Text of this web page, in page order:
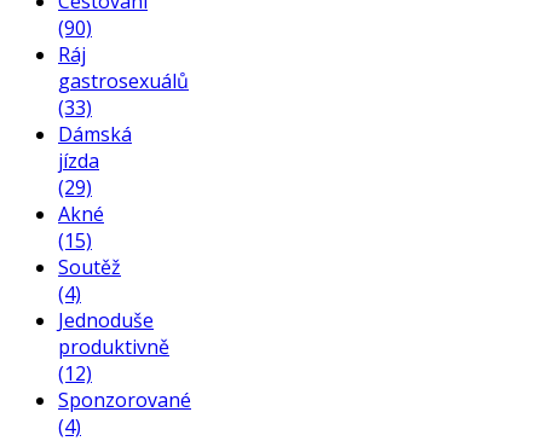
(90)
Ráj
gastrosexuálů
(33)
Dámská
jízda
(29)
Akné
(15)
Soutěž
(4)
Jednoduše
produktivně
(12)
Sponzorované
(4)